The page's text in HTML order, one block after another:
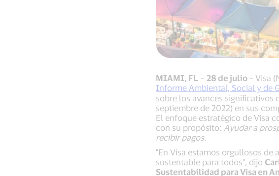
MIAMI, FL – 28 de julio – Visa
Informe Ambiental, Social y de
sobre los avances significativos
septiembre de 2022) en sus
El enfoque estratégico de Visa
con su propósito: Ayudar a
recibir pagos.
"En Visa estamos orgullosos
sustentable para todos", dijo
Sustentabilidad para Visa en